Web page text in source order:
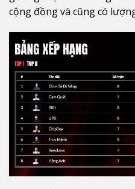
cộng đồng và cũng có